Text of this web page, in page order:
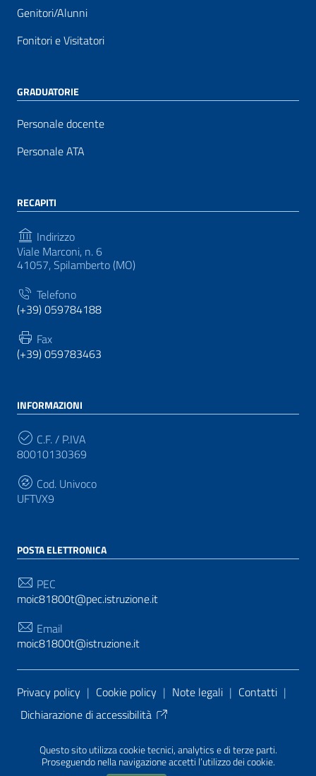
Questo sito utilizza cookie tecnici, analytics e di terze parti.
Proseguendo nella navigazione accetti l’utilizzo dei cookie.
Genitori/Alunni
Fonitori e Visitatori
GRADUATORIE
Personale docente
Personale ATA
RECAPITI
Indirizzo
Viale Marconi, n. 6
41057, Spilamberto (MO)
Telefono
(+39) 059784188
Fax
(+39) 059783463
INFORMAZIONI
C.F. / P.IVA
80010130369
Cod. Univoco
UFTVX9
POSTA ELETTRONICA
PEC
moic81800t@pec.istruzione.it
Email
moic81800t@istruzione.it
Sezione Link Utili
Privacy policy | Cookie policy | Note legali | Contatti |
Dichiarazione di accessibilità
PA di AgID
| Realizzato con WordPress
da